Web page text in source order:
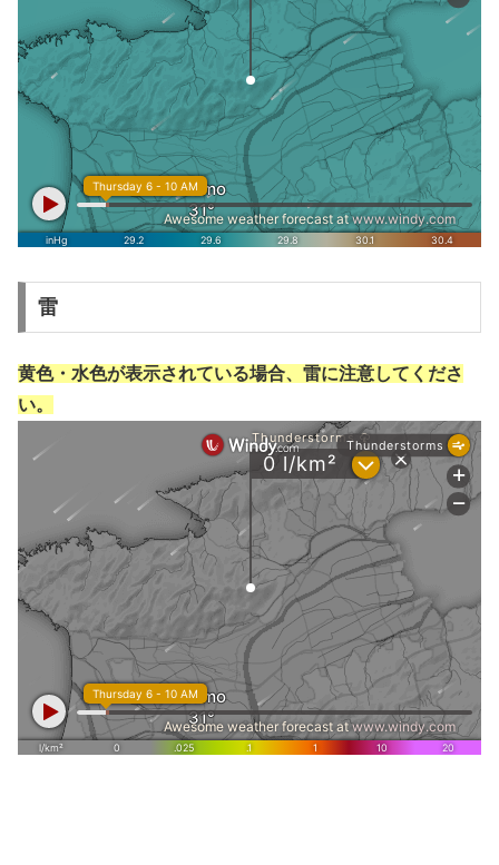
雷
黄色・水色が表示されている場合、雷に注意してくださ
い。